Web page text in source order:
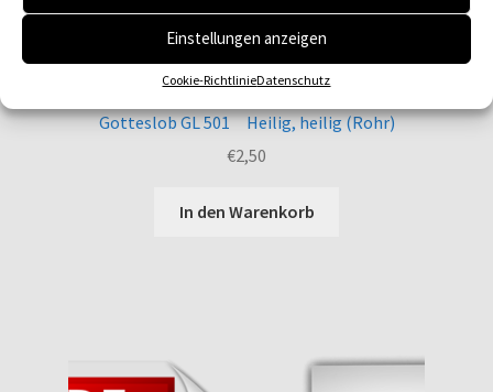
Einstellungen anzeigen
Cookie-RichtlinieDatenschutz
Gotteslob GL 501 Heilig, heilig (Rohr)
€2,50
In den Warenkorb